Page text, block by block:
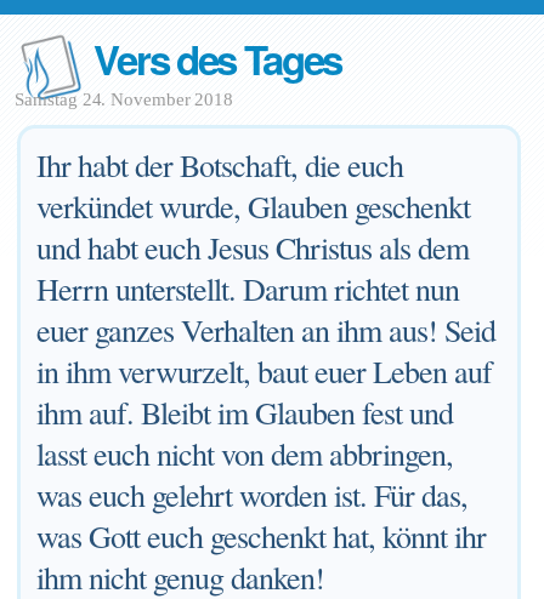
Vers des Tages
Samstag 24. November 2018
Ihr habt der Botschaft, die euch
verkündet wurde, Glauben geschenkt
und habt euch Jesus Christus als dem
Herrn unterstellt. Darum richtet nun
euer ganzes Verhalten an ihm aus! Seid
in ihm verwurzelt, baut euer Leben auf
ihm auf. Bleibt im Glauben fest und
lasst euch nicht von dem abbringen,
was euch gelehrt worden ist. Für das,
was Gott euch geschenkt hat, könnt ihr
ihm nicht genug danken!